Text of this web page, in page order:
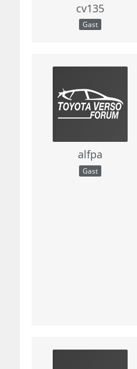
cv135
Gast
alfpa
Gast